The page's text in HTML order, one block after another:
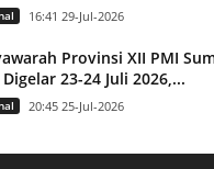
16:41 29-Jul-2026
Provinsi XII PMI
23-24 Juli 2026,...
20:45 25-Jul-2026